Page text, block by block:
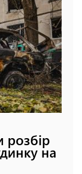
розбір
на